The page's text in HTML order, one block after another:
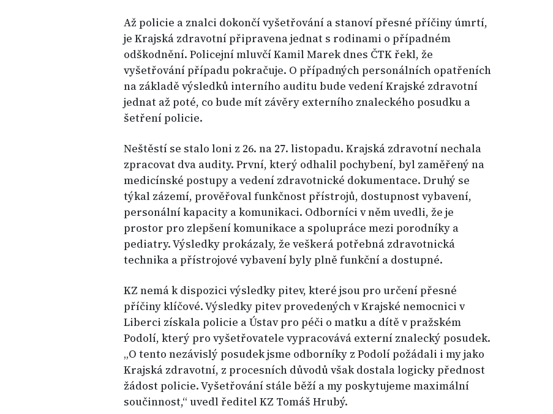
Až policie a znalci dokončí vyšetřování a stanoví přesné příčiny úmrtí,
je Krajská zdravotní připravena jednat s rodinami o případném
odškodnění. Policejní mluvčí Kamil Marek dnes ČTK řekl, že
vyšetřování případu pokračuje. O případných personálních opatřeních
na základě výsledků interního auditu bude vedení Krajské zdravotní
jednat až poté, co bude mít závěry externího znaleckého posudku a
šetření policie.
Neštěstí se stalo loni z 26. na 27. listopadu. Krajská zdravotní nechala
zpracovat dva audity. První, který odhalil pochybení, byl zaměřený na
medicínské postupy a vedení zdravotnické dokumentace. Druhý se
týkal zázemí, prověřoval funkčnost přístrojů, dostupnost vybavení,
personální kapacity a komunikaci. Odborníci v něm uvedli, že je
prostor pro zlepšení komunikace a spolupráce mezi porodníky a
pediatry. Výsledky prokázaly, že veškerá potřebná zdravotnická
technika a přístrojové vybavení byly plně funkční a dostupné.
KZ nemá k dispozici výsledky pitev, které jsou pro určení přesné
příčiny klíčové. Výsledky pitev provedených v Krajské nemocnici v
Liberci získala policie a Ústav pro péči o matku a dítě v pražském
Podolí, který pro vyšetřovatele vypracovává externí znalecký posudek.
„O tento nezávislý posudek jsme odborníky z Podolí požádali i my jako
Krajská zdravotní, z procesních důvodů však dostala logicky přednost
žádost policie. Vyšetřování stále běží a my poskytujeme maximální
součinnost,“ uvedl ředitel KZ Tomáš Hrubý.